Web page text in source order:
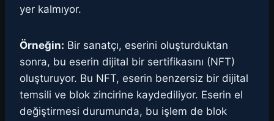
yer kalmıyor.
Örneğin: Bir sanatçı, eserini oluşturduktan
sonra, bu eserin dijital bir sertifikasını (NFT)
oluşturuyor. Bu NFT, eserin benzersiz bir dijital
temsili ve blok zincirine kaydediliyor. Eserin el
değiştirmesi durumunda, bu işlem de blok